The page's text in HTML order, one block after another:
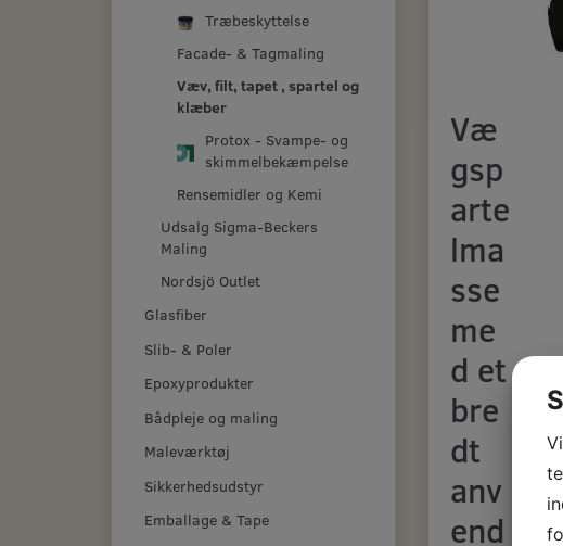
Træbeskyttelse
Facade- & Tagmaling
Væv, filt, tapet , spartel og
klæber
Protox - Svampe- og
skimmelbekæmpelse
Rensemidler og Kemi
Udsalg Sigma-Beckers
Maling
Nordsjö Outlet
Glasfiber
Slib- & Poler
Epoxyprodukter
Bådpleje og maling
Maleværktøj
Sikkerhedsudstyr
Emballage & Tape
Væ
gsp
arte
lma
sse
me
d et
bre
dt
anv
end